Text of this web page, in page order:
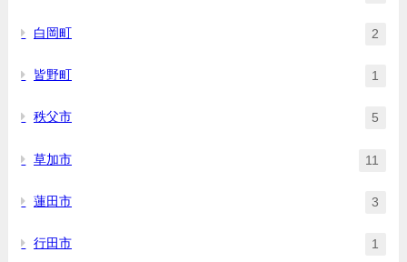
白岡町 2
皆野町 1
秩父市 5
草加市 11
蓮田市 3
行田市 1